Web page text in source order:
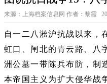
来源：上海档案信息网 作者：黎霞
自一二八淞沪抗战以来，
虹口、闸北的青云路、八
洲公墓一带陈兵布防，制
本帝国主义为扩大侵华战